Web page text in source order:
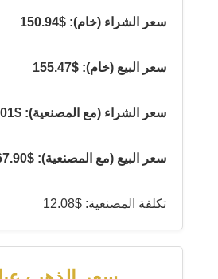
سعر الشراء (خام): $150.94
سعر البيع (خام): $155.47
سعر الشراء (مع المصنعية): $163.01
سعر البيع (مع المصنعية): $167.90
تكلفة المصنعية: $12.08